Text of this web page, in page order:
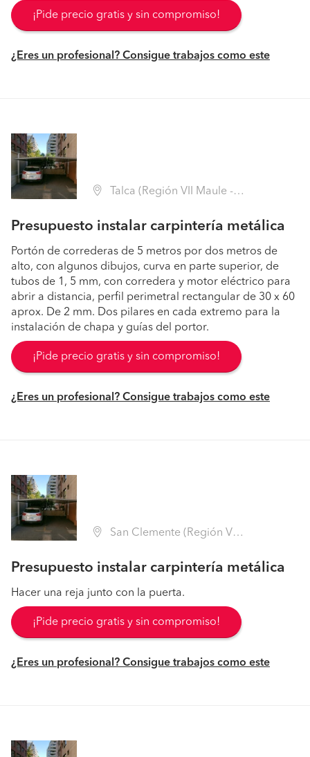
¡Pide precio gratis y sin compromiso!
¿Eres un profesional? Consigue trabajos como este
Talca (Región VII Maule - Talca)
Presupuesto instalar carpintería metálica
Portón de correderas de 5 metros por dos metros de
alto, con algunos dibujos, curva en parte superior, de
tubos de 1, 5 mm, con corredera y motor eléctrico para
abrir a distancia, perfil perimetral rectangular de 30 x 60
aprox. De 2 mm. Dos pilares en cada extremo para la
instalación de chapa y guías del portor.
¡Pide precio gratis y sin compromiso!
¿Eres un profesional? Consigue trabajos como este
San Clemente (Región VII Maule - Talca)
Presupuesto instalar carpintería metálica
Hacer una reja junto con la puerta.
¡Pide precio gratis y sin compromiso!
¿Eres un profesional? Consigue trabajos como este